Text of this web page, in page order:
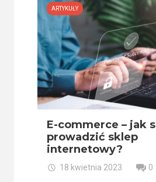
ARTYKUŁY
E-commerce – jak
prowadzić sklep
internetowy?
18 kwietnia 2023 0